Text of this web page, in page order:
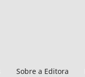
Sobre a Editora